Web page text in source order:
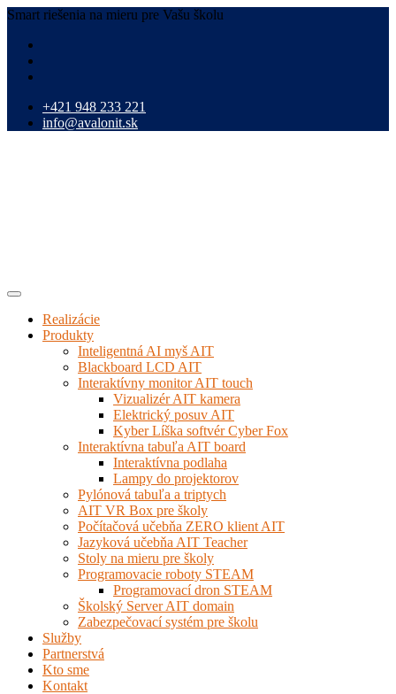
Smart riešenia na mieru pre Vašu školu
+421 948 233 221
info@avalonit.sk
Realizácie
Produkty
Inteligentná AI myš AIT
Blackboard LCD AIT
Interaktívny monitor AIT touch
Vizualizér AIT kamera
Elektrický posuv AIT
Kyber Líška softvér Cyber Fox
Interaktívna tabuľa AIT board
Interaktívna podlaha
Lampy do projektorov
Pylónová tabuľa a triptych
AIT VR Box pre školy
Počítačová učebňa ZERO klient AIT
Jazyková učebňa AIT Teacher
Stoly na mieru pre školy
Programovacie roboty STEAM
Programovací dron STEAM
Školský Server AIT domain
Zabezpečovací systém pre školu
Služby
Partnerstvá
Kto sme
Kontakt